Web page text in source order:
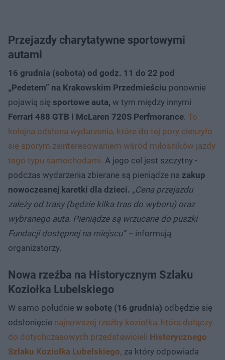
Przejazdy charytatywne sportowymi
autami
16 grudnia (sobota) od godz. 11 do 22 pod
„Pedetem” na Krakowskim Przedmieściu ponownie
pojawią się sportowe auta, w tym między innymi
Ferrari 488 GTB i McLaren 720S Perfmorance. To
kolejna odsłona wydarzenia, które do tej pory cieszyło
się sporym zainteresowaniem wśród miłośników jazdy
tego typu samochodami. A jego cel jest szczytny -
podczas wydarzenia zbierane są pieniądze na zakup
nowoczesnej karetki dla dzieci. „Cena przejazdu
zależy od trasy (będzie kilka tras do wyboru) oraz
wybranego auta. Pieniądze są wrzucane do puszki
Fundacji dostępnej na miejscu” – informują
organizatorzy.
Nowa rzeźba na Historycznym Szlaku
Koziołka Lubelskiego
W samo południe w sobotę (16 grudnia) odbędzie się
odsłonięcie najnowszej rzeźby koziołka, która dołączy
do dotychczasowych przedstawicieli Historycznego
Szlaku Koziołka Lubelskiego, za który odpowiada